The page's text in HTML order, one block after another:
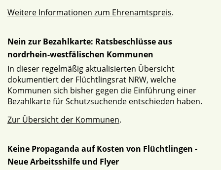
Weitere Informationen zum Ehrenamtspreis.
Nein zur Bezahlkarte: Ratsbeschlüsse aus
nordrhein-westfälischen Kommunen
In dieser regelmäßig aktualisierten Übersicht
dokumentiert der Flüchtlingsrat NRW, welche
Kommunen sich bisher gegen die Einführung einer
Bezahlkarte für Schutzsuchende entschieden haben.
Zur Übersicht der Kommunen.
Keine Propaganda auf Kosten von Flüchtlingen -
Neue Arbeitsshilfe und Flyer